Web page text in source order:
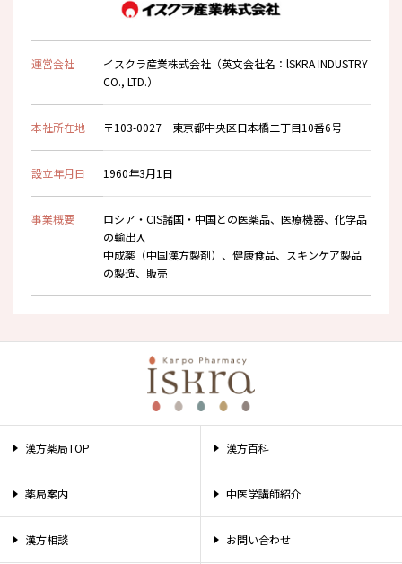
運営会社
イスクラ産業株式会社（英文会社名：lSKRA INDUSTRY
CO., LTD.）
本社所在地 〒103-0027 東京都中央区日本橋二丁目10番6号
設立年月日 1960年3月1日
事業概要
ロシア・CIS諸国・中国との医薬品、医療機器、化学品
の輸出入
中成薬（中国漢方製剤）、健康食品、スキンケア製品
の製造、販売
漢方薬局TOP 漢方百科
薬局案内 中医学講師紹介
漢方相談 お問い合わせ